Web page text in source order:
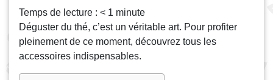
Temps de lecture : < 1 minute
Déguster du thé, c’est un véritable art. Pour profiter
pleinement de ce moment, découvrez tous les
accessoires indispensables.